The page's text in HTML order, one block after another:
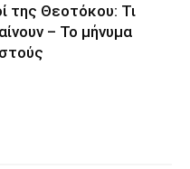
της Θεοτόκου: Τι
– Το μήνυμα